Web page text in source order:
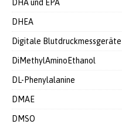
DHA und EPA
DHEA
Digitale Blutdruckmessgeräte
DiMethylAminoEthanol
DL-Phenylalanine
DMAE
DMSO